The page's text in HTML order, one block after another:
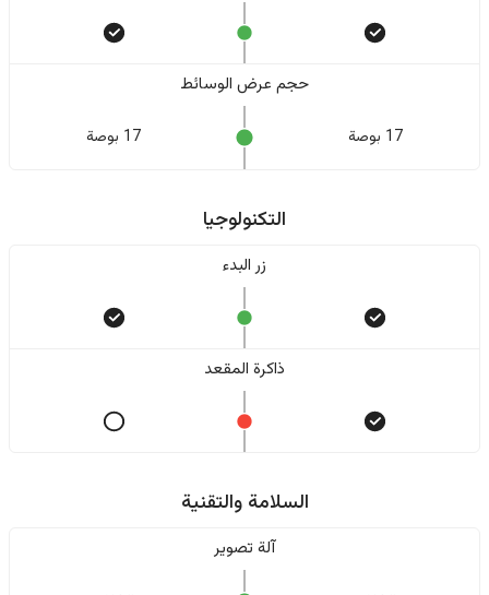
حجم عرض الوسائط
17 بوصة 17 بوصة
التكنولوجيا
زر البدء
ذاكرة المقعد
السلامة والتقنية
آلة تصوير